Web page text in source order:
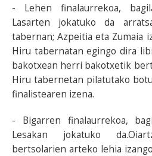
- Lehen finalaurrekoa,
Lasarten jokatuko da
tabernan; Azpeitia eta Zumaia
Hiru tabernatan egingo dira
bakotxean herri bakotxetik
Hiru tabernetan pilatutako
finalistearen izena.
- Bigarren finalaurrekoa,
Lesakan jokatuko
bertsolarien arteko lehia